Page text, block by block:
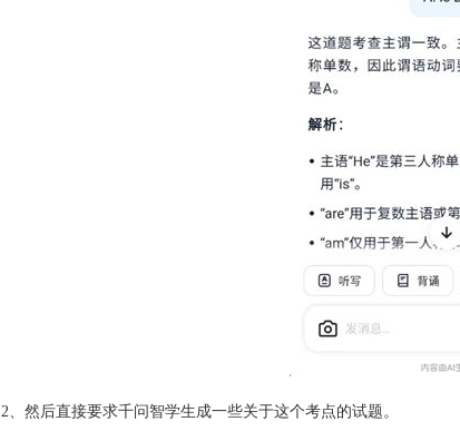
2、然后直接要求千问智学生成一些关于这个考点的试题。